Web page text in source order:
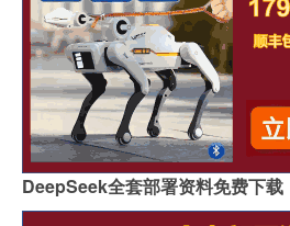
DeepSeek全套部署资料免费下载